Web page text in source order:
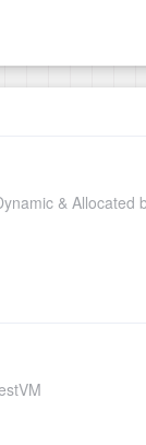
& Allocated